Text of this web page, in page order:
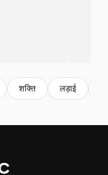
शक्ति लड़ाई